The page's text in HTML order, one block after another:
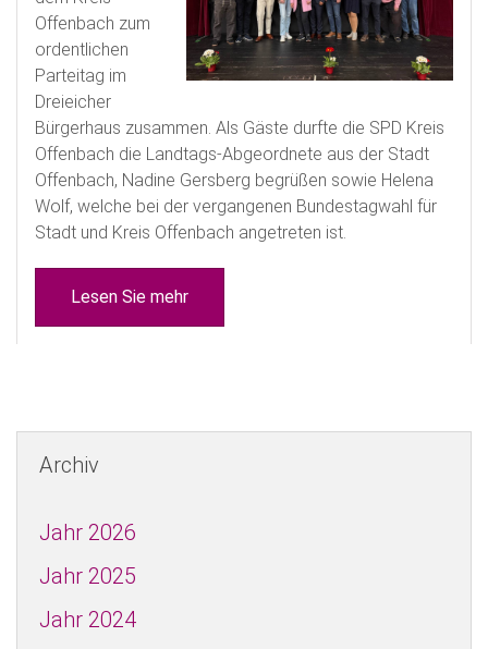
Offenbach zum
ordentlichen
Parteitag im
Dreieicher
Bürgerhaus zusammen. Als Gäste durfte die SPD Kreis
Offenbach die Landtags-Abgeordnete aus der Stadt
Offenbach, Nadine Gersberg begrüßen sowie Helena
Wolf, welche bei der vergangenen Bundestagwahl für
Stadt und Kreis Offenbach angetreten ist.
Lesen Sie mehr
Archiv
Jahr 2026
Jahr 2025
Jahr 2024